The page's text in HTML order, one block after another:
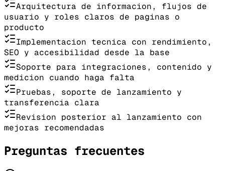
Arquitectura de informacion, flujos de
usuario y roles claros de paginas o
producto
Implementacion tecnica con rendimiento,
SEO y accesibilidad desde la base
Soporte para integraciones, contenido y
medicion cuando haga falta
Pruebas, soporte de lanzamiento y
transferencia clara
Revision posterior al lanzamiento con
mejoras recomendadas
Preguntas frecuentes